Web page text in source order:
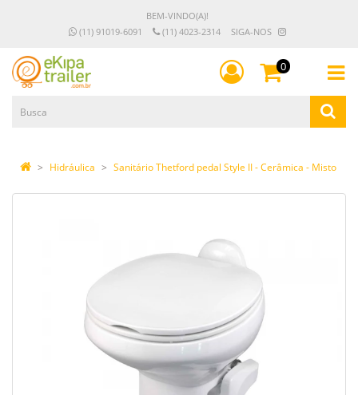
BEM-VINDO(A)!
(11) 91019-6091
(11) 4023-2314 SIGA-NOS
0
Hidráulica Sanitário Thetford pedal Style II - Cerâmica - Misto